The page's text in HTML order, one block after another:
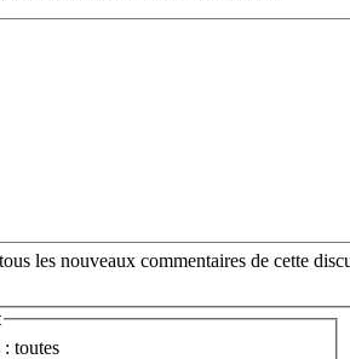
les nouveaux commentaires de cette
: toutes